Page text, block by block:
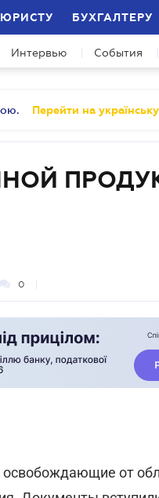
ЮРИСТУ БУХГАЛТЕРУ
Интервью События
Перейти на українську
0
освобождающие от